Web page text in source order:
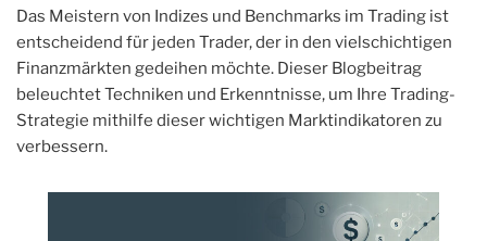
Das Meistern von Indizes und Benchmarks im Trading ist
entscheidend für jeden Trader, der in den vielschichtigen
Finanzmärkten gedeihen möchte. Dieser Blogbeitrag
beleuchtet Techniken und Erkenntnisse, um Ihre Trading-
Strategie mithilfe dieser wichtigen Marktindikatoren zu
verbessern.